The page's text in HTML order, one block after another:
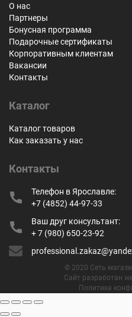
О нас
Партнеры
Бонусная программа
Подарочные сертификаты
Корпоративным клиентам
Вакансии
Контакты
Каталог
Каталог товаров
Как заказать у нас
Контакты
Телефон в Ярославле:
+7 (4852) 44-97-33
Ваш друг консультант:
+ 7 (980) 650-23-92
© 2020 Сеть
Сайт разработан
Политика